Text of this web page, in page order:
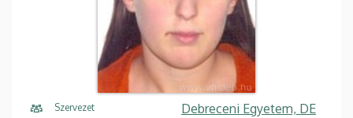
Szervezet
Debreceni Egyetem, DE